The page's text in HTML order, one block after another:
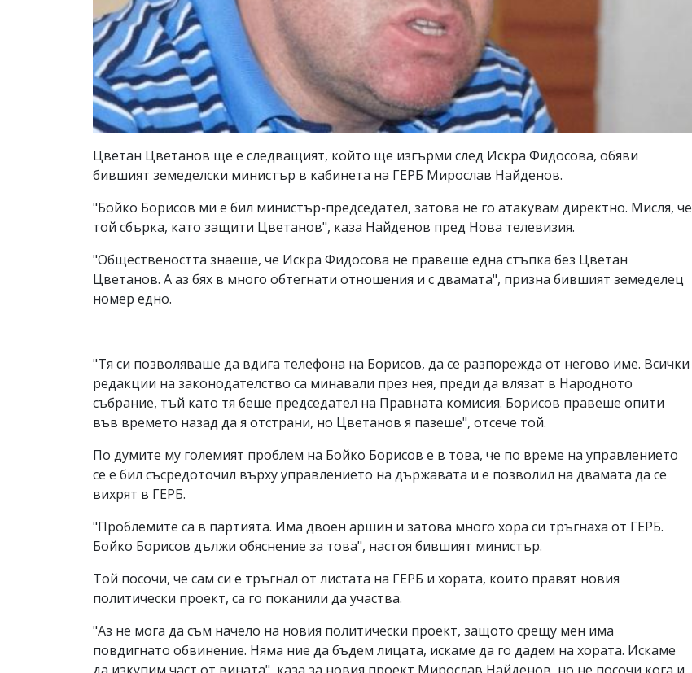
Цветан Цветанов ще е следващият, който ще изгърми след Искра Фидосова, обяви
бившият земеделски министър в кабинета на ГЕРБ Мирослав Найденов.
"Бойко Борисов ми е бил министър-председател, затова не го атакувам директно. Мисля, че
той сбърка, като защити Цветанов", каза Найденов пред Нова телевизия.
"Обществеността знаеше, че Искра Фидосова не правеше една стъпка без Цветан
Цветанов. А аз бях в много обтегнати отношения и с двамата", призна бившият земеделец
номер едно.
"Тя си позволяваше да вдига телефона на Борисов, да се разпорежда от негово име. Всички
редакции на законодателство са минавали през нея, преди да влязат в Народното
събрание, тъй като тя беше председател на Правната комисия. Борисов правеше опити
във времето назад да я отстрани, но Цветанов я пазеше", отсече той.
По думите му големият проблем на Бойко Борисов е в това, че по време на управлението
се е бил съсредоточил върху управлението на държавата и е позволил на двамата да се
вихрят в ГЕРБ.
"Проблемите са в партията. Има двоен аршин и затова много хора си тръгнаха от ГЕРБ.
Бойко Борисов дължи обяснение за това", настоя бившият министър.
Той посочи, че сам си е тръгнал от листата на ГЕРБ и хората, които правят новия
политически проект, са го поканили да участва.
"Аз не мога да съм начело на новия политически проект, защото срещу мен има
повдигнато обвинение. Няма ние да бъдем лицата, искаме да го дадем на хората. Искаме